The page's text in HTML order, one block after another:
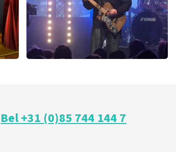
Bel +31 (0)85 744 144 7